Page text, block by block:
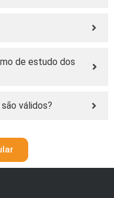
de estudo dos
válidos?